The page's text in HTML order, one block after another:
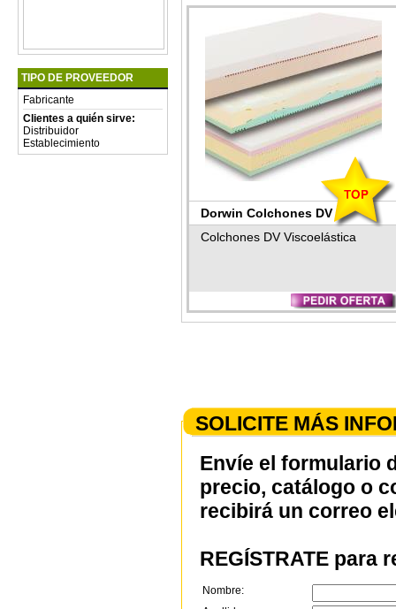
TIPO DE PROVEEDOR
Fabricante
Clientes a quién sirve:
Distribuidor
Establecimiento
Dorwin Colchones DV
Viscoelástica
Colchones DV Viscoelástica
SOLICITE MÁS
Envíe el formulario
precio, catálogo o
recibirá un correo
REGÍSTRATE para
Nombre: